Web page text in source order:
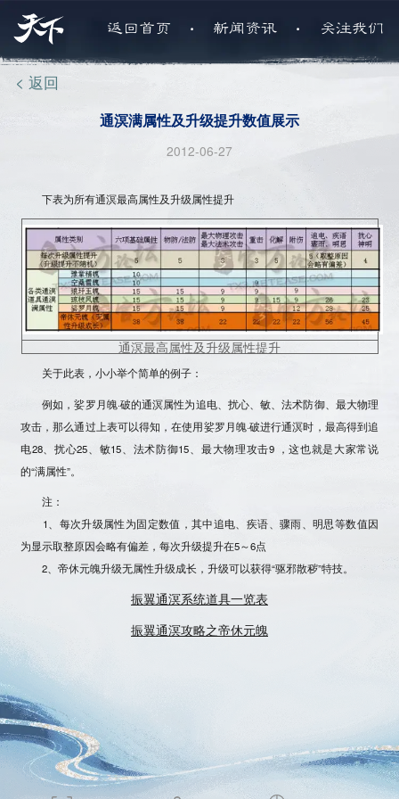
返回首页 . 新闻资讯 . 关注我们
< 返回
通溟满属性及升级提升数值展示
2012-06-27
下表为所有通溟最高属性及升级属性提升
通溟最高属性及升级属性提升
关于此表，小小举个简单的例子：
例如，娑罗月魄·破的通溟属性为追电、扰心、敏、法术防御、最大物理
攻击，那么通过上表可以得知，在使用娑罗月魄·破进行通溟时，最高得到追
电28、扰心25、敏15、法术防御15、最大物理攻击9 ，这也就是大家常说
的“满属性”。
注：
1、每次升级属性为固定数值，其中追电、疾语、骤雨、明思等数值因
为显示取整原因会略有偏差，每次升级提升在5～6点
2、帝休元魄升级无属性升级成长，升级可以获得“驱邪散秽”特技。
振翼通溟系统道具一览表
振翼通溟攻略之帝休元魄